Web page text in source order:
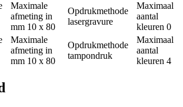
Maximale
afmeting in
mm 10 x 80
Opdrukmethode
lasergravure
Maximaal
aantal
kleuren 0
Maximale
afmeting in
mm 10 x 80
Opdrukmethode
tampondruk
Maximaal
aantal
kleuren 4